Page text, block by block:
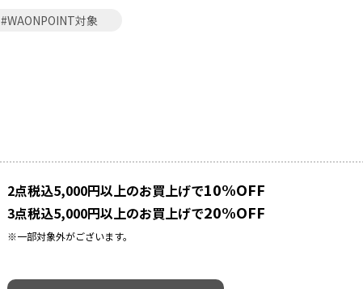
#WAONPOINT対象
2点税込5,000円以上のお買上げで10%OFF
3点税込5,000円以上のお買上げで20%OFF
※一部対象外がございます。